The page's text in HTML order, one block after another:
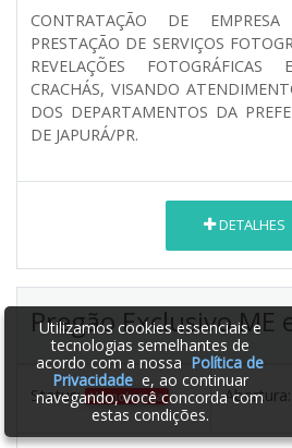
CONTRATAÇÃO DE
PRESTAÇÃO DE SERVIÇOS
REVELAÇÕES
CRACHÁS, VISANDO
DOS DEPARTAMENTOS DA
DE JAPURÁ/PR.
DETALHES
Pregão Exclusivo ME
Status: Homologada Abertura:
Utilizamos cookies essenciais e
tecnologias semelhantes de
acordo com a nossa Política de
Privacidadee, ao continuar
navegando, você concorda com
estas condições.